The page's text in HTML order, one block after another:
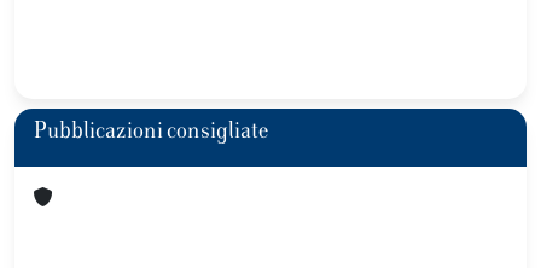
Pubblicazioni consigliate